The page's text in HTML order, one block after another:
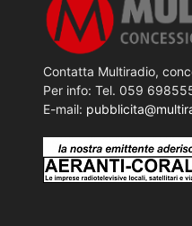
Contatta Multiradio,
Per info: Tel. 059
E-mail: